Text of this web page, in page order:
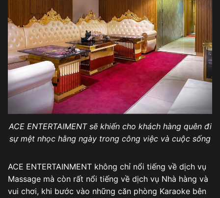
ACE ENTERTAIMENT sẽ khiến cho khách hàng quên đi
sự mệt nhọc hằng ngày trong công việc và cuộc sống
ACE ENTERTAINMENT không chỉ nổi tiếng về dịch vụ
Massage mà còn rất nổi tiếng về dịch vụ Nhà hàng và
vui chơi, khi bước vào những căn phòng Karaoke bên